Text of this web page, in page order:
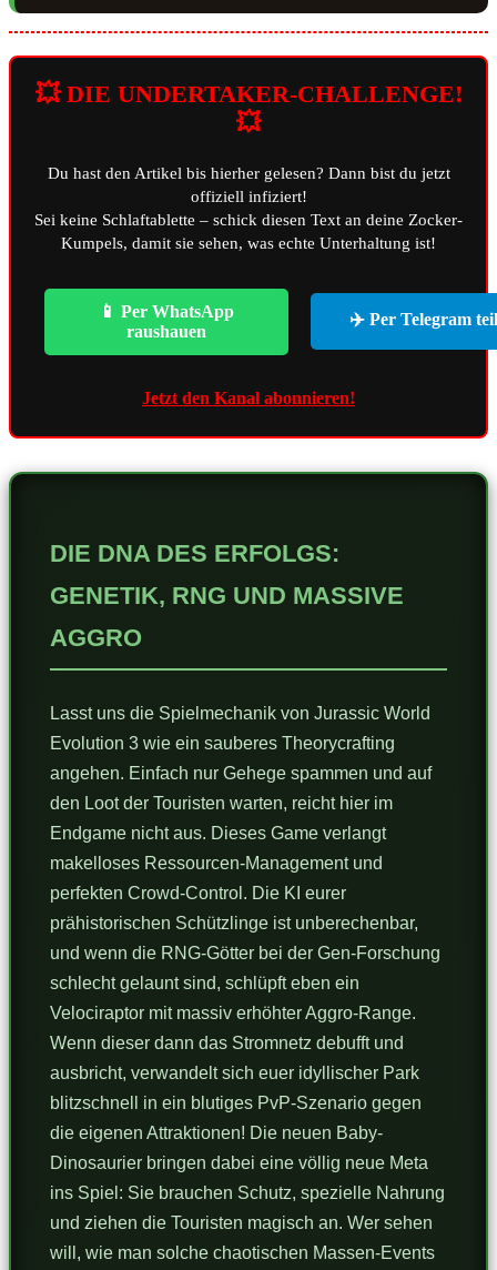
💥 DIE UNDERTAKER-CHALLENGE!
💥
Du hast den Artikel bis hierher gelesen? Dann bist du jetzt
offiziell infiziert!
Sei keine Schlaftablette – schick diesen Text an deine Zocker-
Kumpels, damit sie sehen, was echte Unterhaltung ist!
📱 Per WhatsApp
raushauen
✈️ Per Telegram
Jetzt den Kanal abonnieren!
DIE DNA DES ERFOLGS:
GENETIK, RNG UND MASSIVE
AGGRO
Lasst uns die Spielmechanik von Jurassic World
Evolution 3 wie ein sauberes Theorycrafting
angehen. Einfach nur Gehege spammen und auf
den Loot der Touristen warten, reicht hier im
Endgame nicht aus. Dieses Game verlangt
makelloses Ressourcen-Management und
perfekten Crowd-Control. Die KI eurer
prähistorischen Schützlinge ist unberechenbar,
und wenn die RNG-Götter bei der Gen-Forschung
schlecht gelaunt sind, schlüpft eben ein
Velociraptor mit massiv erhöhter Aggro-Range.
Wenn dieser dann das Stromnetz debufft und
ausbricht, verwandelt sich euer idyllischer Park
blitzschnell in ein blutiges PvP-Szenario gegen
die eigenen Attraktionen! Die neuen Baby-
Dinosaurier bringen dabei eine völlig neue Meta
ins Spiel: Sie brauchen Schutz, spezielle Nahrung
und ziehen die Touristen magisch an. Wer sehen
will, wie man solche chaotischen Massen-Events